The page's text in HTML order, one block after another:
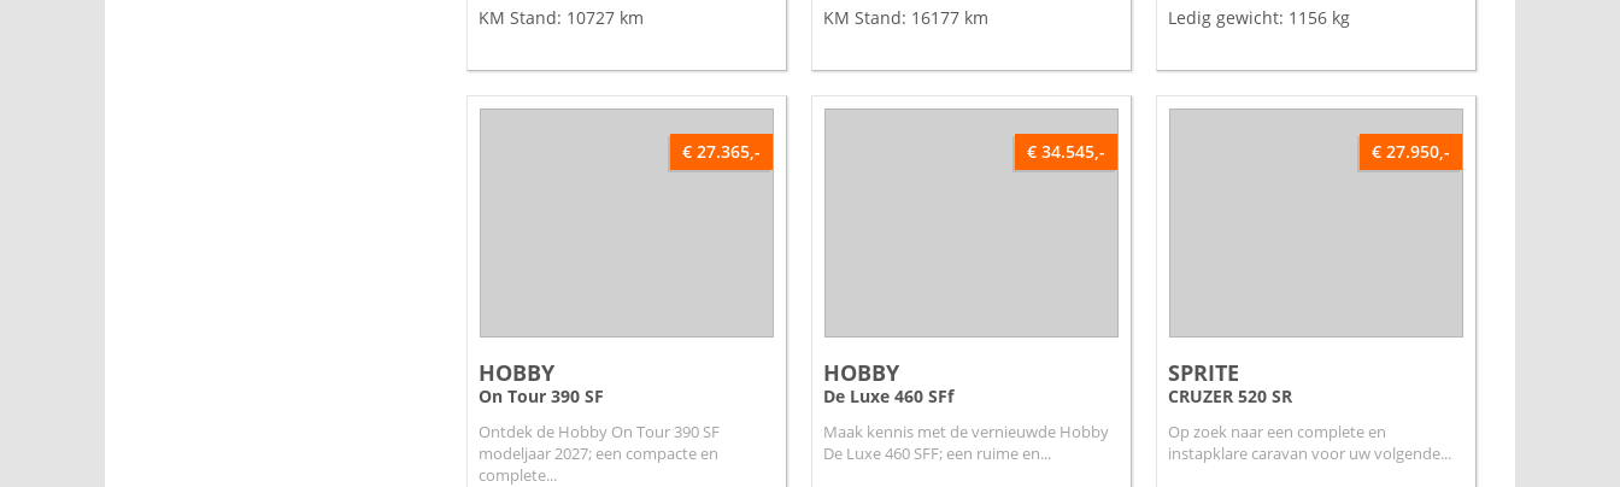
KM Stand: 10727 km
KM Stand: 16177 km
Ledig gewicht: 1156 kg
€ 27.365,-
HOBBY
On Tour 390 SF
Ontdek de Hobby On Tour 390 SF
modeljaar 2027; een compacte en
complete...
€ 34.545,-
HOBBY
De Luxe 460 SFf
Maak kennis met de vernieuwde Hobby
De Luxe 460 SFF; een ruime en...
€ 27.950,-
SPRITE
CRUZER 520 SR
Op zoek naar een complete en
instapklare caravan voor uw volgende...